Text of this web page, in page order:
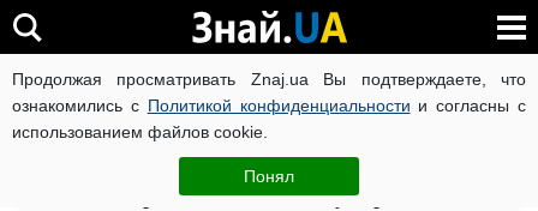
Продолжая просматривать Znaj.ua Вы подтверждаете, что
ознакомились с Политикой конфиденциальности и согласны с
использованием файлов cookie.
Понял
ВОЙНА РОССИИ ПРОТИВ УКРАИНЫ КОРОНАВИРУС В
ЧИТАТИ УКРАЇНСЬКОЮ
Пенсия вырастет на 20%: кому перечислят